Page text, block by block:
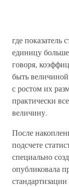
где
единицу
говоря,
быть
с ростом их
практически
величину.
После
подсчете
специально
опубликовала